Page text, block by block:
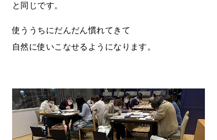
と同じです。
使ううちにだんだん慣れてきて
自然に使いこなせるようになります。